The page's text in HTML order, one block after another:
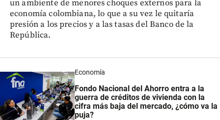
un ambiente de menores choques externos para la
economía colombiana, lo que a su vez le quitaría
presión a los precios y a las tasas del Banco de la
República.
Economía
Fondo Nacional del Ahorro entra a la
guerra de créditos de vivienda con la
cifra más baja del mercado, ¿cómo va la
puja?